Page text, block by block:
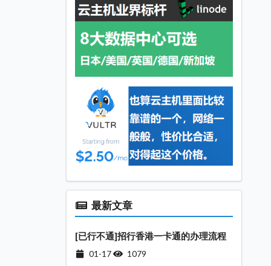
最新文章
[已行不通]招行香港一卡通的办理流程
01-17 1079